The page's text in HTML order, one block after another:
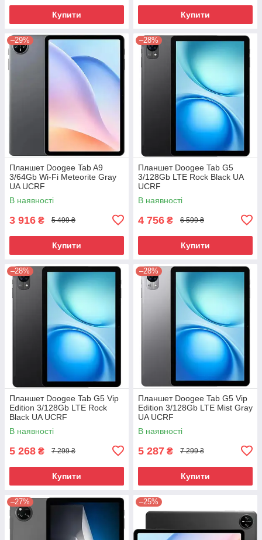
Купити Купити
–29%
Планшет Doogee Tab A9
3/64Gb Wi-Fi Meteorite Gray
UA UCRF
В наявності
3 916 ₴ 5 499 ₴
Купити
–28%
Планшет Doogee Tab G5
3/128Gb LTE Rock Black UA
UCRF
В наявності
4 756 ₴ 6 599 ₴
Купити
–28%
Планшет Doogee Tab G5 Vip
Edition 3/128Gb LTE Rock
Black UA UCRF
В наявності
5 268 ₴ 7 299 ₴
Купити
–28%
Планшет Doogee Tab G5 Vip
Edition 3/128Gb LTE Mist Gray
UA UCRF
В наявності
5 287 ₴ 7 299 ₴
Купити
–27% –25%